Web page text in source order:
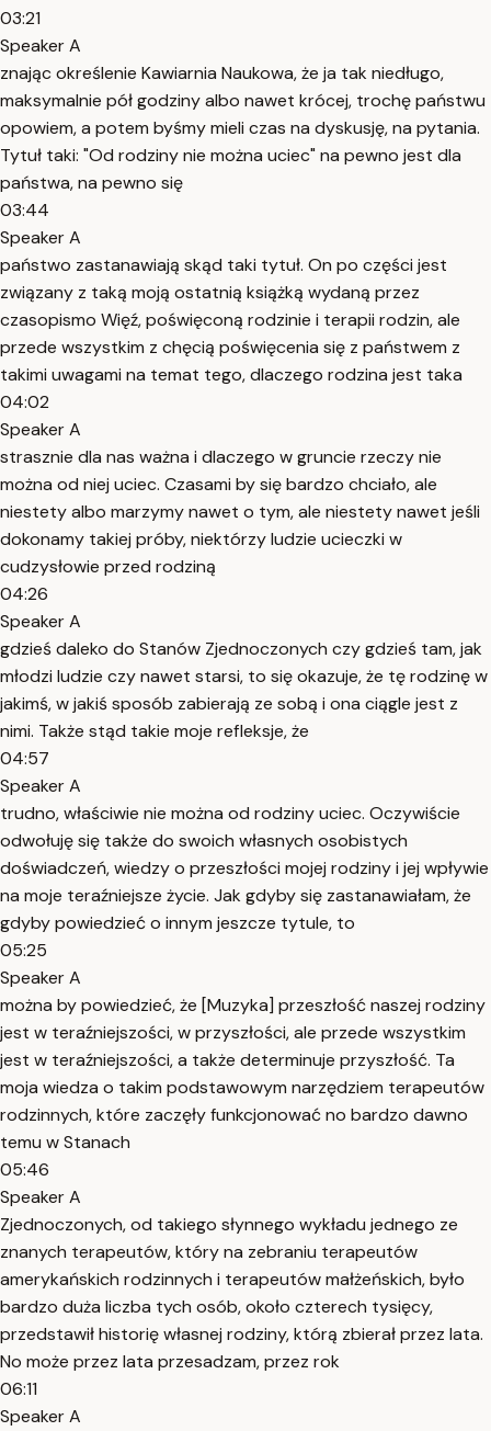
03:21
Speaker A
znając określenie Kawiarnia Naukowa, że ja tak niedługo,
maksymalnie pół godziny albo nawet krócej, trochę państwu
opowiem, a potem byśmy mieli czas na dyskusję, na pytania.
Tytuł taki: "Od rodziny nie można uciec" na pewno jest dla
państwa, na pewno się
03:44
Speaker A
państwo zastanawiają skąd taki tytuł. On po części jest
związany z taką moją ostatnią książką wydaną przez
czasopismo Więź, poświęconą rodzinie i terapii rodzin, ale
przede wszystkim z chęcią poświęcenia się z państwem z
takimi uwagami na temat tego, dlaczego rodzina jest taka
04:02
Speaker A
strasznie dla nas ważna i dlaczego w gruncie rzeczy nie
można od niej uciec. Czasami by się bardzo chciało, ale
niestety albo marzymy nawet o tym, ale niestety nawet jeśli
dokonamy takiej próby, niektórzy ludzie ucieczki w
cudzysłowie przed rodziną
04:26
Speaker A
gdzieś daleko do Stanów Zjednoczonych czy gdzieś tam, jak
młodzi ludzie czy nawet starsi, to się okazuje, że tę rodzinę w
jakimś, w jakiś sposób zabierają ze sobą i ona ciągle jest z
nimi. Także stąd takie moje refleksje, że
04:57
Speaker A
trudno, właściwie nie można od rodziny uciec. Oczywiście
odwołuję się także do swoich własnych osobistych
doświadczeń, wiedzy o przeszłości mojej rodziny i jej wpływie
na moje teraźniejsze życie. Jak gdyby się zastanawiałam, że
gdyby powiedzieć o innym jeszcze tytule, to
05:25
Speaker A
można by powiedzieć, że [Muzyka] przeszłość naszej rodziny
jest w teraźniejszości, w przyszłości, ale przede wszystkim
jest w teraźniejszości, a także determinuje przyszłość. Ta
moja wiedza o takim podstawowym narzędziem terapeutów
rodzinnych, które zaczęły funkcjonować no bardzo dawno
temu w Stanach
05:46
Speaker A
Zjednoczonych, od takiego słynnego wykładu jednego ze
znanych terapeutów, który na zebraniu terapeutów
amerykańskich rodzinnych i terapeutów małżeńskich, było
bardzo duża liczba tych osób, około czterech tysięcy,
przedstawił historię własnej rodziny, którą zbierał przez lata.
No może przez lata przesadzam, przez rok
06:11
Speaker A